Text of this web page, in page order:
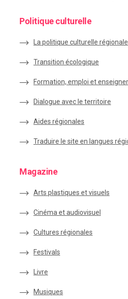
Politique culturelle
La politique culturelle régionale
Transition écologique
Formation, emploi et
Dialogue avec le territoire
Aides régionales
Traduire le site en langues
Magazine
Arts plastiques et visuels
Cinéma et audiovisuel
Cultures régionales
Festivals
Livre
Musiques